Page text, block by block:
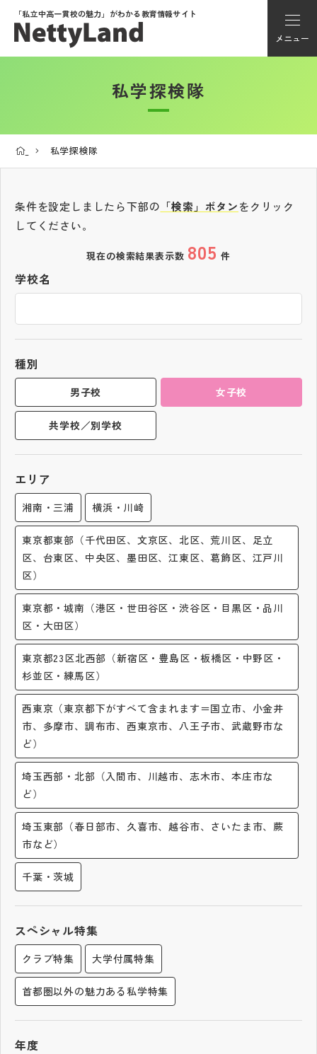
「私立中高一貫校の魅力」がわかる教育情報サイト
メニュー
アカウント登録
メニュー
学校選び
私学探検隊
説明会・イベント情報
よみもの
学校HP最新情報
特集
NettyLandかわら版
その他
お問い合わせ
個人情報保護方針
サイトマップ
運営会社
私学探検隊
私学探検隊
条件を設定しましたら下部の 「検索」ボタンをクリック
してください。
現在の検索結果表示数 805 件
学校名
種別
男子校 女子校
共学校／別学校
エリア
湘南・三浦 横浜・川崎
東京都東部（千代田区、文京区、北区、荒川区、足立
区、台東区、中央区、墨田区、江東区、葛飾区、江戸川
区）
東京都・城南（港区・世田谷区・渋谷区・目黒区・品川
区・大田区）
東京都23区北西部（新宿区・豊島区・板橋区・中野区・
杉並区・練馬区）
西東京（東京都下がすべて含まれます＝国立市、小金井
市、多摩市、調布市、西東京市、八王子市、武蔵野市な
ど）
埼玉西部・北部（入間市、川越市、志木市、本庄市な
ど）
埼玉東部（春日部市、久喜市、越谷市、さいたま市、蕨
市など）
千葉・茨城
スペシャル特集
クラブ特集 大学付属特集
首都圏以外の魅力ある私学特集
年度